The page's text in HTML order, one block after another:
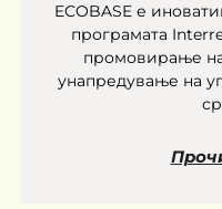
ECOBASE е
програмата
промовирање
унапредување на